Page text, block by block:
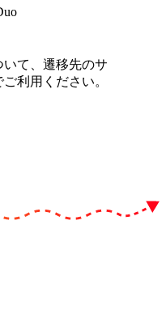
て、遷移先のサ
利用ください。